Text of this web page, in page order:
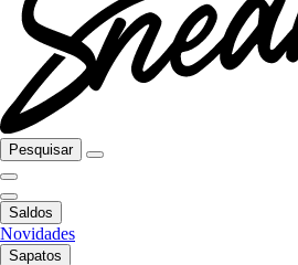
Pesquisar
Saldos
Novidades
Sapatos